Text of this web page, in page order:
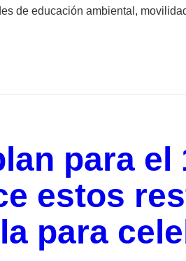
de educación ambiental,
para el
estos
para